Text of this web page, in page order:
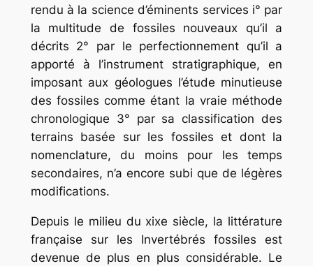
rendu à la science d’éminents services i° par
la multitude de fossiles nouveaux qu’il a
décrits 2° par le perfectionnement qu’il a
apporté à l’instrument stratigraphique, en
imposant aux géologues l’étude minutieuse
des fossiles comme étant la vraie méthode
chronologique 3° par sa classification des
terrains basée sur les fossiles et dont la
nomenclature, du moins pour les temps
secondaires, n’a encore subi que de légères
modifications.
Depuis le milieu du xixe siècle, la littérature
française sur les Invertébrés fossiles est
devenue de plus en plus considérable. Le